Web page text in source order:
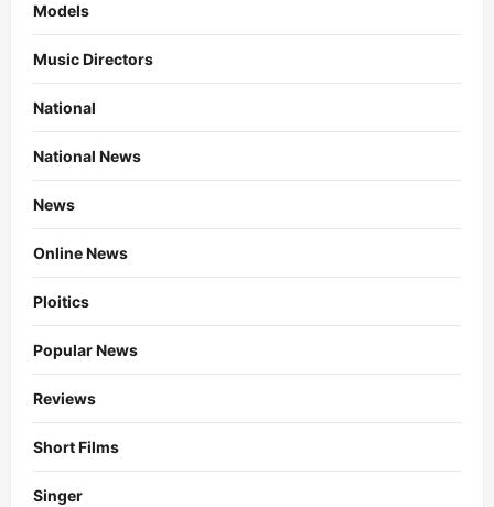
Models
Music Directors
National
National News
News
Online News
Ploitics
Popular News
Reviews
Short Films
Singer